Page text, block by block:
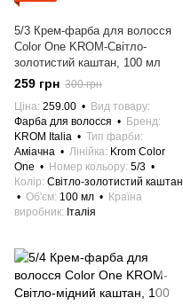
5/3 Крем-фарба для волосся
Color One KROM-Світло-
золотистий каштан, 100 мл
259 грн 300 грн
Ціна 259.00
Вид товару
Фарба для волосся
Бренд
KROM Italia
Тип фарби
Аміачна
Лінійка Krom Color
One
Номер кольору 5/3
Колір Світло-золотистий каштан
Об'єм 100 мл
Країна
виробник
Італія